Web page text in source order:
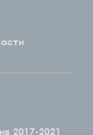
2017-2021